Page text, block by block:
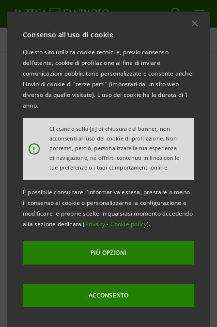
Consenso all'uso di cookie
Questo sito utilizza cookie tecnici e, previo consenso
dell’utente, cookie di profilazione al fine di inviare
comunicazioni pubblicitarie personalizzate e consente anche
l'invio di cookie di "terze parti" (impostati da un sito web
diverso da quello visitato). L'uso dei cookie ha la durata di 1
anno.
!
Cliccando sulla [x] di chiusura del banner, non
acconsenti all’uso dei cookie di profilazione. Non
potremo, perciò, personalizzare la tua esperienza
di navigazione, né offrirti contenuti in linea con le
tue preferenze o i tuoi comportamenti online.
È possibile consultare l'informativa estesa, prestare o meno
il consenso ai cookie o personalizzarne la configurazione e
modificare le proprie scelte in qualsiasi momento accedendo
alla sezione dedicata (Privacy- Cookie policy).
PIÙ OPZIONI
ACCONSENTO
Comunicati stampa
STAMPA AGGIORNA
Comunicato congiunto di Movimento Consumatori,
Intesa Sanpaolo e Isybank
Trasferimento dei clienti a Isybank: accordo tra
Movimento Consumatori, Intesa Sanpaolo e Isybank
Roma, 14 giugno 2024. Intesa Sanpaolo, Isybank e
l’Associazione Movimento Consumatori esprimono
soddisfazione per l’accordo raggiunto, volto a
superare i rilievi che l’Associazione aveva formulato
con l’azione rappresentativa inibitoria a tutela di
interessi collettivi dei consumatori, avviata nel
dicembre 2023 e avente a oggetto alcune modalità di
rapporti bancari da Intesa Sanpaolo a Isybank.
Ciò grazie all’individuazione di soluzioni che, unite a
di attuazione, sono concordemente ritenute idonee a
soddisfare gli interessi dei clienti coinvolti. In